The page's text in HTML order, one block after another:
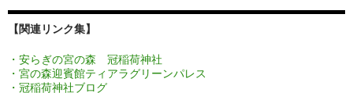
【関連リンク集】
・安らぎの宮の森 冠稲荷神社
・宮の森迎賓館ティアラグリーンパレス
・冠稲荷神社ブログ